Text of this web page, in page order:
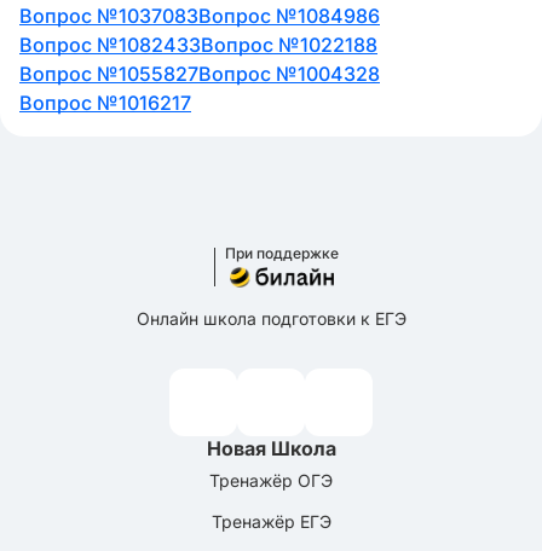
Вопрос №1037083Вопрос №1084986
Вопрос №1082433Вопрос №1022188
Вопрос №1055827Вопрос №1004328
Вопрос №1016217
При поддержке
Онлайн школа подготовки к ЕГЭ
Новая Школа
Тренажёр ОГЭ
Тренажёр ЕГЭ